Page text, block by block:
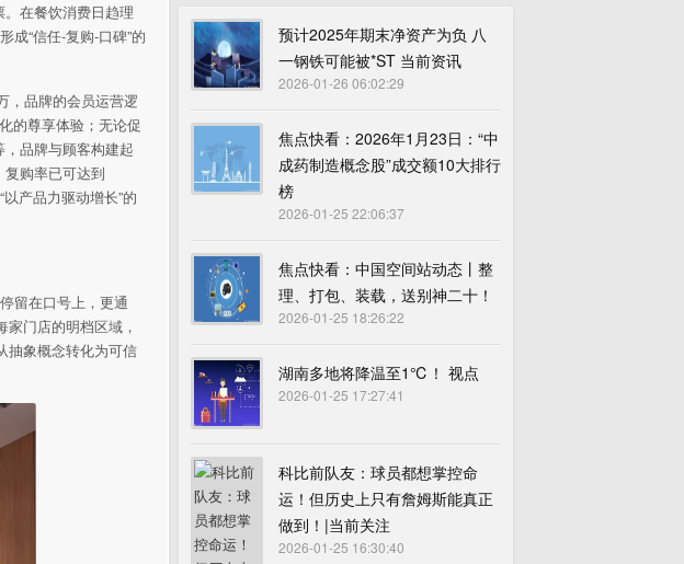
在餐饮消费日趋理
成“信任-复购-口碑”的
，品牌的会员运营逻
的尊享体验；无论促
品牌与顾客构建起
购率已可达到
产品力驱动增长”的
留在口号上，更通
家门店的明档区域，
抽象概念转化为可信
预计2025年期末净资产为负 八
一钢铁可能被*ST 当前资讯
2026-01-26 06:02:29
焦点快看：2026年1月23日：“中
成药制造概念股”成交额10大排行
榜
2026-01-25 22:06:37
焦点快看：中国空间站动态丨整
理、打包、装载，送别神二十！
2026-01-25 18:26:22
湖南多地将降温至1℃！ 视点
2026-01-25 17:27:41
科比前队友：球员都想掌控命
运！但历史上只有詹姆斯能真正
做到！|当前关注
2026-01-25 16:30:40